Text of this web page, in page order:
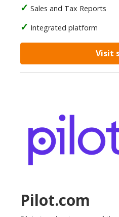
Sales and Tax Reports
Integrated platform
Visit
Pilot.com